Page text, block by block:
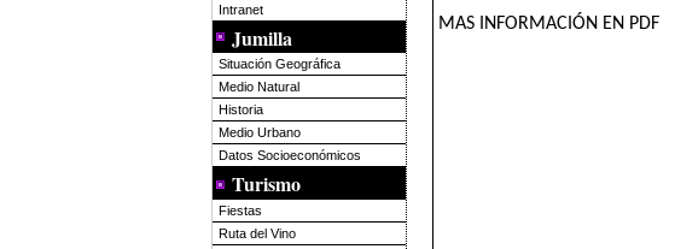
Intranet
Jumilla
Situación Geográfica
Medio Natural
Historia
Medio Urbano
Datos Socioeconómicos
Turismo
Fiestas
Ruta del Vino
MAS INFORMACIÓN EN PDF